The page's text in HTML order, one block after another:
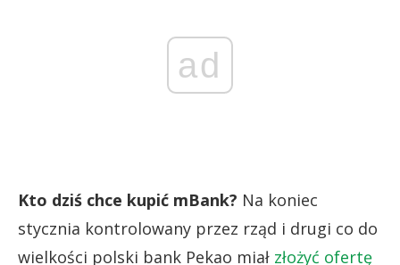
ad
Kto dziś chce kupić mBank? Na koniec
stycznia kontrolowany przez rząd i drugi co do
wielkości polski bank Pekao miał złożyć ofertę